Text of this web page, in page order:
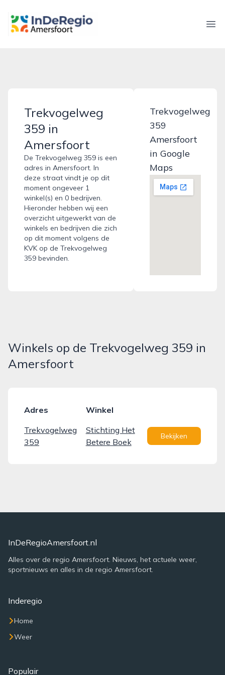
inderegioamersfoort.nl
Trekvogelweg
359 in
Amersfoort
De Trekvogelweg 359 is een
adres in Amersfoort. In
deze straat vindt je op dit
moment ongeveer 1
winkel(s) en 0 bedrijven.
Hieronder hebben wij een
overzicht uitgewerkt van de
winkels en bedrijven die zich
op dit moment volgens de
KVK op de Trekvogelweg
359 bevinden.
Trekvogelweg
359
Amersfoort
in Google
Maps
Winkels op de Trekvogelweg 359 in
Amersfoort
Adres
Winkel
Trekvogelweg
359
Stichting Het
Betere Boek
Bekijken
InDeRegioAmersfoort.nl
Alles over de regio Amersfoort. Nieuws, het actuele weer,
sportnieuws en alles in de regio Amersfoort.
Inderegio
Home
Weer
Populair